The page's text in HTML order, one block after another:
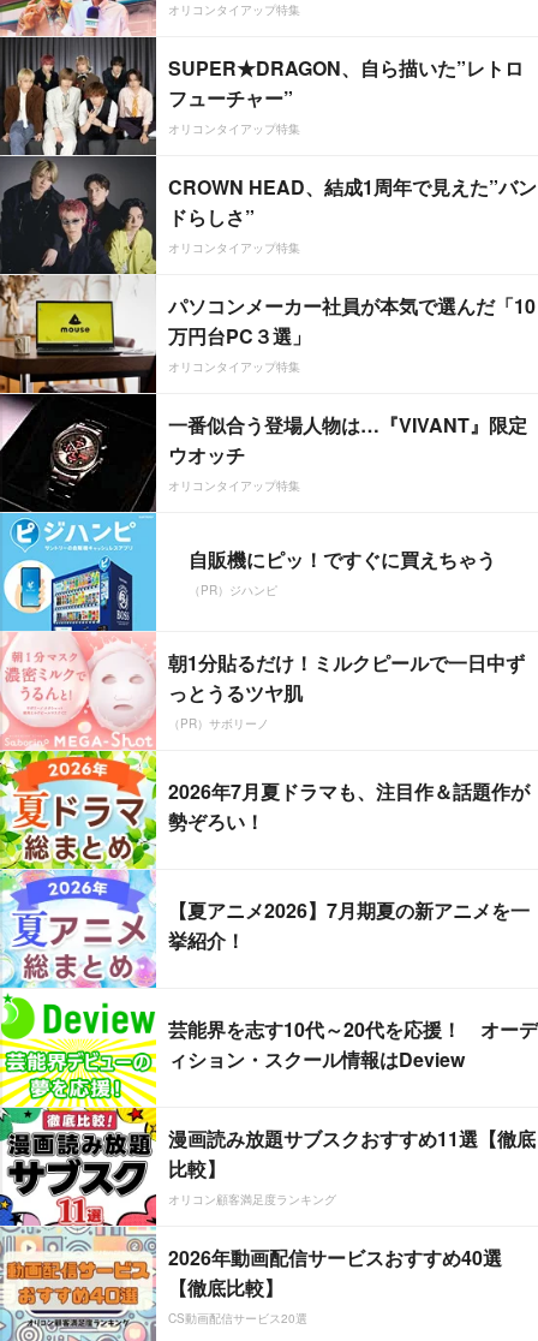
オリコンタイアップ特集
SUPER★DRAGON、自ら描いた”レトロ
フューチャー”
オリコンタイアップ特集
CROWN HEAD、結成1周年で見えた”バン
ドらしさ”
オリコンタイアップ特集
パソコンメーカー社員が本気で選んだ「10
万円台PC３選」
オリコンタイアップ特集
一番似合う登場人物は…『VIVANT』限定
ウオッチ
オリコンタイアップ特集
自販機にピッ！ですぐに買えちゃう
（PR）ジハンピ
朝1分貼るだけ！ミルクピールで一日中ず
っとうるツヤ肌
（PR）サボリーノ
2026年7月夏ドラマも、注目作＆話題作が
勢ぞろい！
【夏アニメ2026】7月期夏の新アニメを一
挙紹介！
芸能界を志す10代～20代を応援！ オーデ
ィション・スクール情報はDeview
漫画読み放題サブスクおすすめ11選【徹底
比較】
オリコン顧客満足度ランキング
2026年動画配信サービスおすすめ40選
【徹底比較】
CS動画配信サービス20選